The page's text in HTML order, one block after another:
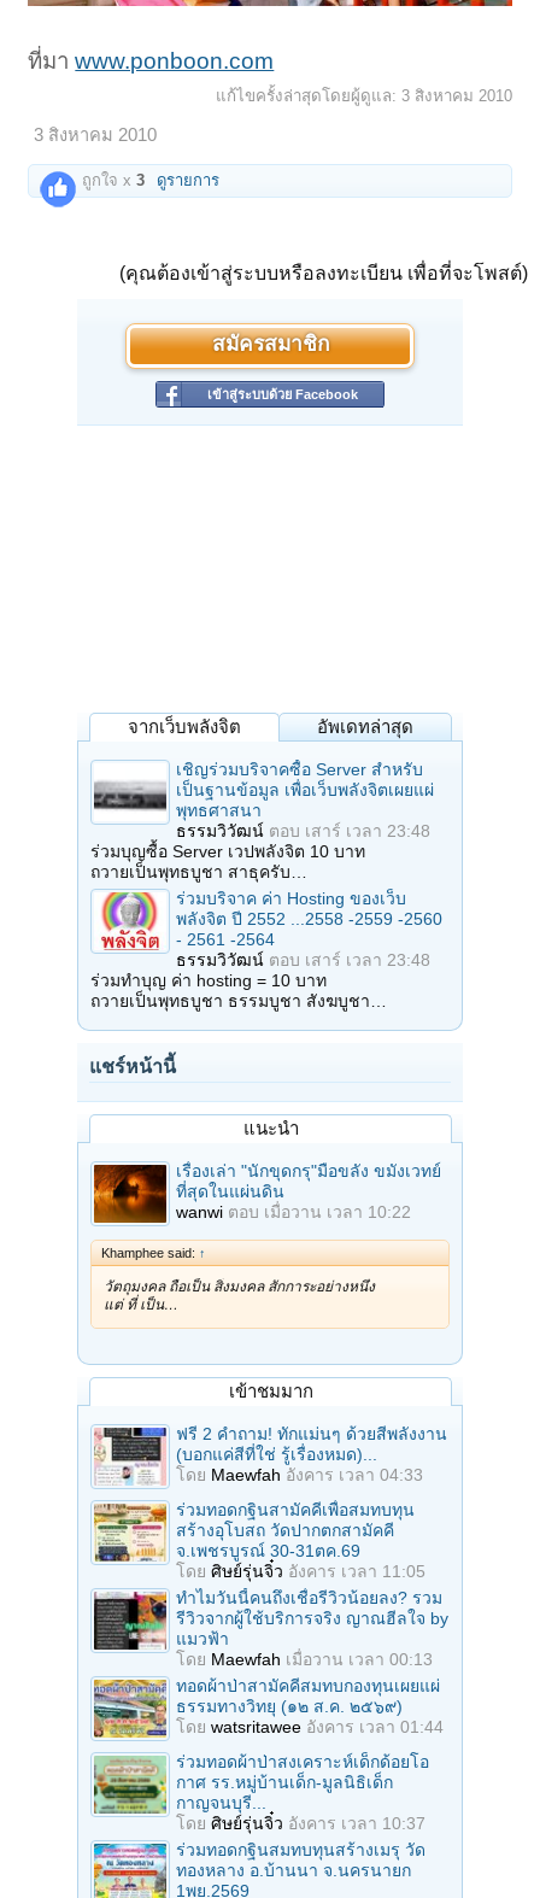
ที่มาwww.ponboon.com
แก้ไขครั้งล่าสุดโดยผู้ดูแล: 3 สิงหาคม 2010
3 สิงหาคม 2010
ถูกใจ x3 ดูรายการ
(คุณต้องเข้าสู่ระบบหรือลงทะเบียน เพื่อที่จะโพสต์)
สมัครสมาชิก
เข้าสู่ระบบด้วย Facebook
จากเว็บพลังจิต อัพเดทล่าสุด
เชิญร่วมบริจาคซื้อ Server สำหรับ
เป็นฐานข้อมูล เพื่อเว็บพลังจิตเผยแผ่
พุทธศาสนา
ธรรมวิวัฒน์ ตอบ เสาร์ เวลา 23:48
ร่วมบุญซื้อ Server เวปพลังจิต 10 บาท
ถวายเป็นพุทธบูชา สาธุครับ…
ร่วมบริจาค ค่า Hosting ของเว็บ
พลังจิต ปี 2552 ...2558 -2559 -2560
- 2561 -2564
ธรรมวิวัฒน์ ตอบ เสาร์ เวลา 23:48
ร่วมทำบุญ ค่า hosting = 10 บาท
ถวายเป็นพุทธบูชา ธรรมบูชา สังฆบูชา…
แชร์หน้านี้
แนะนำ
เรื่องเล่า "นักขุดกรุ"มือขลัง ขมังเวทย์
ที่สุดในแผ่นดิน
wanwi ตอบ เมื่อวาน เวลา 10:22
Khamphee said: ↑
วัตถุมงคล ถือเป็น สิ่งมงคล สักการะอย่างหนึ่ง
แต่ ที่ เป็น…
เข้าชมมาก
ฟรี 2 คำถาม! ทักแม่นๆ ด้วยสีพลังงาน
(บอกแค่สีที่ใช่ รู้เรื่องหมด)...
โดย Maewfah อังคาร เวลา 04:33
ร่วมทอดกฐินสามัคคีเพื่อสมทบทุน
สร้างอุโบสถ วัดปากตกสามัคคี
จ.เพชรบูรณ์ 30-31ตค.69
โดย ศิษย์รุ่นจิ๋ว อังคาร เวลา 11:05
ทำไมวันนี้คนถึงเชื่อรีวิวน้อยลง? รวม
รีวิวจากผู้ใช้บริการจริง ญาณฮีลใจ by
แมวฟ้า
โดย Maewfah เมื่อวาน เวลา 00:13
ทอดผ้าป่าสามัคคีสมทบกองทุนเผยแผ่
ธรรมทางวิทยุ (๑๒ ส.ค. ๒๕๖๙)
โดย watsritawee อังคาร เวลา 01:44
ร่วมทอดผ้าป่าสงเคราะห์เด็กด้อยโอ
กาศ รร.หมู่บ้านเด็ก-มูลนิธิเด็ก
กาญจนบุรี...
โดย ศิษย์รุ่นจิ๋ว อังคาร เวลา 10:37
ร่วมทอดกฐินสมทบทุนสร้างเมรุ วัด
ทองหลาง อ.บ้านนา จ.นครนายก
1พย.2569